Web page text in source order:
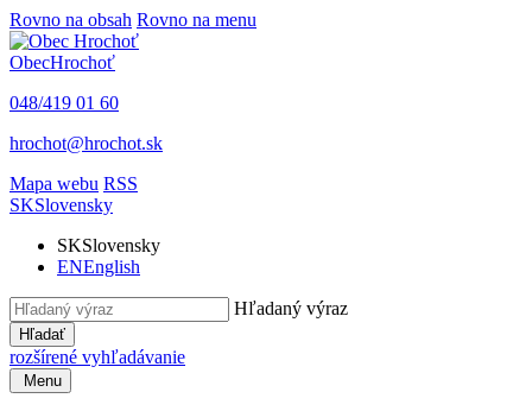
Rovno na obsah Rovno na menu
ObecHrochoť
048/419 01 60
hrochot@hrochot.sk
Mapa webu RSS
SKSlovensky
SKSlovensky
ENEnglish
Hľadaný výraz
Hľadať
rozšírené vyhľadávanie
Menu